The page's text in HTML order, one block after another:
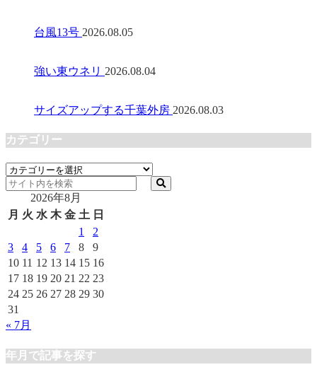
台風13号 2026.08.05
強い東ウネリ 2026.08.04
サイズアップする千葉外房 2026.08.03
カテゴリー
カ
テ
リ
2026年8月
月 火 水 木 金 土 日
1
2
3
4 5 6 7 8
9
10 11 12 13 14 15 16
17 18 19 20 21 22 23
24 25 26 27 28 29 30
31
« 7月
年月で記事を探す